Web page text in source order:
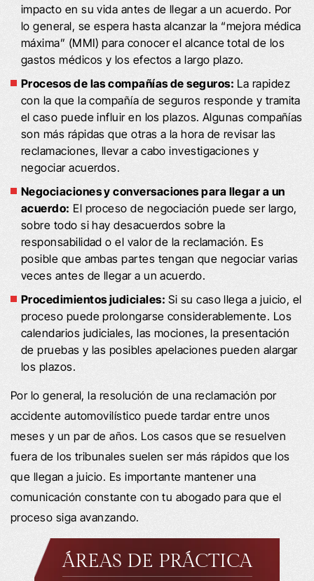
impacto en su vida antes de llegar a un acuerdo. Por
lo general, se espera hasta alcanzar la “mejora médica
máxima” (MMI) para conocer el alcance total de los
gastos médicos y los efectos a largo plazo.
Procesos de las compañías de seguros: La rapidez
con la que la compañía de seguros responde y tramita
el caso puede influir en los plazos. Algunas compañías
son más rápidas que otras a la hora de revisar las
reclamaciones, llevar a cabo investigaciones y
negociar acuerdos.
Negociaciones y conversaciones para llegar a un
acuerdo: El proceso de negociación puede ser largo,
sobre todo si hay desacuerdos sobre la
responsabilidad o el valor de la reclamación. Es
posible que ambas partes tengan que negociar varias
veces antes de llegar a un acuerdo.
Procedimientos judiciales: Si su caso llega a juicio, el
proceso puede prolongarse considerablemente. Los
calendarios judiciales, las mociones, la presentación
de pruebas y las posibles apelaciones pueden alargar
los plazos.
Por lo general, la resolución de una reclamación por
accidente automovilístico puede tardar entre unos
meses y un par de años. Los casos que se resuelven
fuera de los tribunales suelen ser más rápidos que los
que llegan a juicio. Es importante mantener una
comunicación constante con tu abogado para que el
proceso siga avanzando.
ÁREAS DE PRÁCTICA